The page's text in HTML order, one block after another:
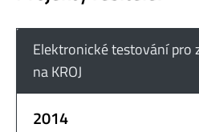
Elektronické testování pro
na KROJ
2014